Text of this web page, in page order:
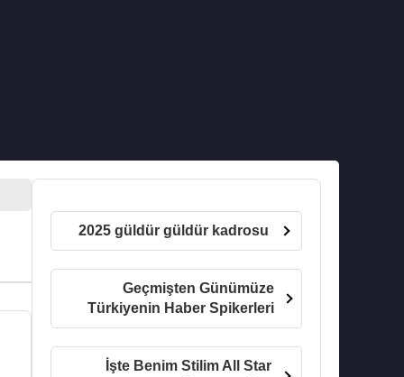
2025 güldür güldür kadrosu
Geçmişten Günümüze
Türkiyenin Haber Spikerleri
İşte Benim Stilim All Star